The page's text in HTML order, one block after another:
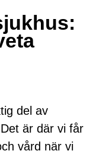
del av
är där vi får
vård när vi